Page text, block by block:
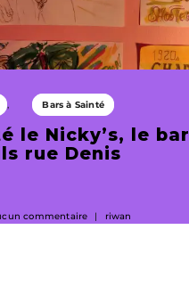
Bars à Sainté
le Nicky’s, le bar
rue Denis
commentaire riwan